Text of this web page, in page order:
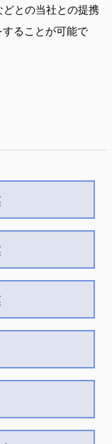
どとの当社との提携
することが可能で